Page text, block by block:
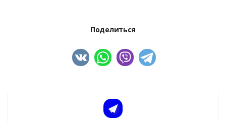
Поделиться